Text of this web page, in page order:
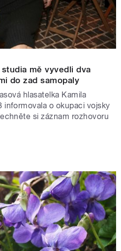
mě vyvedli dva
do zad samopaly
hlasatelka Kamila
informovala o okupaci vojsky
si záznam rozhovoru